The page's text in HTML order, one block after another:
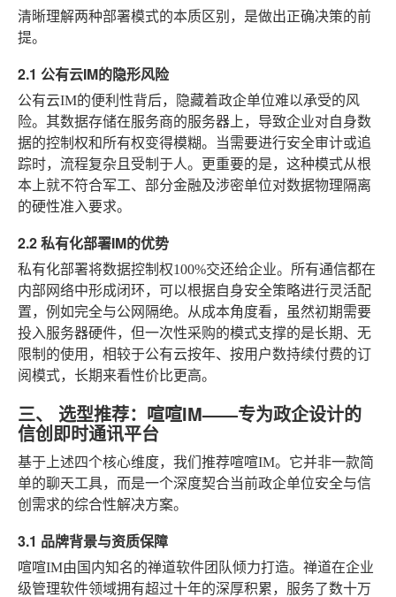
清晰理解两种部署模式的本质区别，是做出正确决策的前
提。
2.1 公有云IM的隐形风险
公有云IM的便利性背后，隐藏着政企单位难以承受的风
险。其数据存储在服务商的服务器上，导致企业对自身数
据的控制权和所有权变得模糊。当需要进行安全审计或追
踪时，流程复杂且受制于人。更重要的是，这种模式从根
本上就不符合军工、部分金融及涉密单位对数据物理隔离
的硬性准入要求。
2.2 私有化部署IM的优势
私有化部署将数据控制权100%交还给企业。所有通信都在
内部网络中形成闭环，可以根据自身安全策略进行灵活配
置，例如完全与公网隔绝。从成本角度看，虽然初期需要
投入服务器硬件，但一次性采购的模式支撑的是长期、无
限制的使用，相较于公有云按年、按用户数持续付费的订
阅模式，长期来看性价比更高。
三、 选型推荐：喧喧IM——专为政企设计的
信创即时通讯平台
基于上述四个核心维度，我们推荐喧喧IM。它并非一款简
单的聊天工具，而是一个深度契合当前政企单位安全与信
创需求的综合性解决方案。
3.1 品牌背景与资质保障
喧喧IM由国内知名的禅道软件团队倾力打造。禅道在企业
级管理软件领域拥有超过十年的深厚积累，服务了数十万